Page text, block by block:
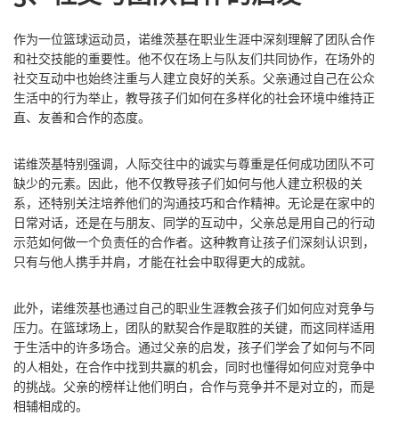
作为一位篮球运动员，诺维茨基在职业生涯中深刻理解了团队合作
和社交技能的重要性。他不仅在场上与队友们共同协作，在场外的
社交互动中也始终注重与人建立良好的关系。父亲通过自己在公众
生活中的行为举止，教导孩子们如何在多样化的社会环境中维持正
直、友善和合作的态度。
诺维茨基特别强调，人际交往中的诚实与尊重是任何成功团队不可
缺少的元素。因此，他不仅教导孩子们如何与他人建立积极的关
系，还特别关注培养他们的沟通技巧和合作精神。无论是在家中的
日常对话，还是在与朋友、同学的互动中，父亲总是用自己的行动
示范如何做一个负责任的合作者。这种教育让孩子们深刻认识到，
只有与他人携手并肩，才能在社会中取得更大的成就。
此外，诺维茨基也通过自己的职业生涯教会孩子们如何应对竞争与
压力。在篮球场上，团队的默契合作是取胜的关键，而这同样适用
于生活中的许多场合。通过父亲的启发，孩子们学会了如何与不同
的人相处，在合作中找到共赢的机会，同时也懂得如何应对竞争中
的挑战。父亲的榜样让他们明白，合作与竞争并不是对立的，而是
相辅相成的。